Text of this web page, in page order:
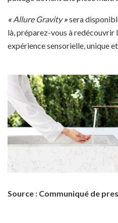
«Allure Gravity»sera
là, préparez-vous à redécouvrir
expérience sensorielle, unique
Source : Communiqué de